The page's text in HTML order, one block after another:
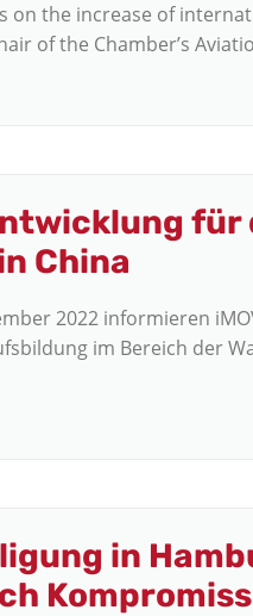
on the increase of
of the Chamber’s
für
China
2022 informieren
im Bereich der
in